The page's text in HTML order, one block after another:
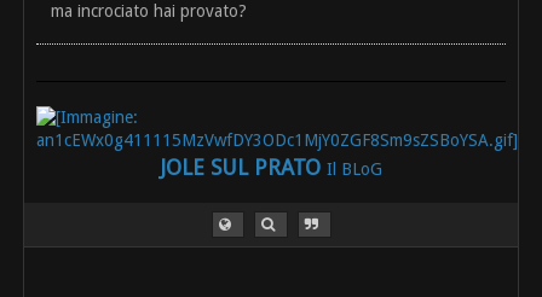
ma incrociato hai provato?
JOLE SUL PRATO Il BLoG